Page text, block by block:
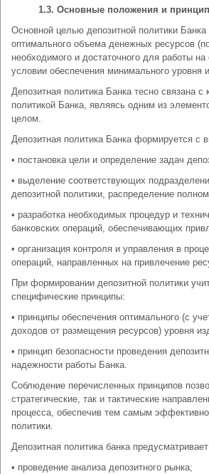
1.3. Основные положения и
Основной целью депозитной политики
оптимального объема денежных ресурсов
необходимого и достаточного для работы
условии обеспечения минимального уровня
Депозитная политика Банка тесно связана с
политикой Банка, являясь одним из
целом.
Депозитная политика Банка формируется
• постановка цели и определение задач
• выделение соответствующих
депозитной политики, распределение
• разработка необходимых процедур и
банковских операций, обеспечивающих
• организация контроля и управления в
операций, направленных на привлечение
При формировании депозитной политики
специфические принципы:
• принципы обеспечения оптимального (с
доходов от размещения ресурсов) уровня
• принцип безопасности проведения
надежности работы Банка.
Соблюдение перечисленных принципов
стратегические, так и тактические
процесса, обеспечив тем самым
политики.
Депозитная политика банка
• проведение анализа депозитного рынка;